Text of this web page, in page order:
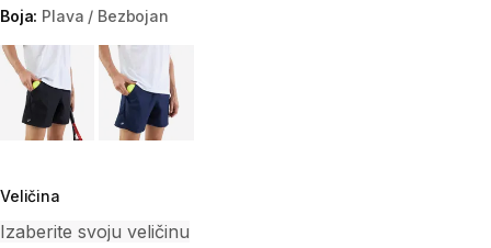
Boja: Plava / Bezbojan
Choose a variant
Veličina